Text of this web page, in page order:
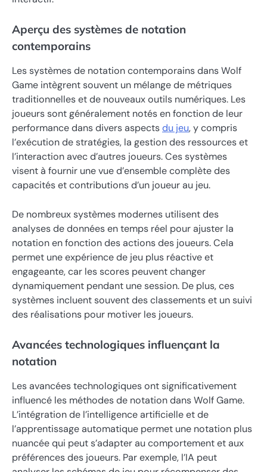
Aperçu des systèmes de notation
contemporains
Les systèmes de notation contemporains dans Wolf
Game intègrent souvent un mélange de métriques
traditionnelles et de nouveaux outils numériques. Les
joueurs sont généralement notés en fonction de leur
performance dans divers aspectsdu jeu, y compris
l’exécution de stratégies, la gestion des ressources et
l’interaction avec d’autres joueurs. Ces systèmes
visent à fournir une vue d’ensemble complète des
capacités et contributions d’un joueur au jeu.
De nombreux systèmes modernes utilisent des
analyses de données en temps réel pour ajuster la
notation en fonction des actions des joueurs. Cela
permet une expérience de jeu plus réactive et
engageante, car les scores peuvent changer
dynamiquement pendant une session. De plus, ces
systèmes incluent souvent des classements et un suivi
des réalisations pour motiver les joueurs.
Avancées technologiques influençant la
notation
Les avancées technologiques ont significativement
influencé les méthodes de notation dans Wolf Game.
L’intégration de l’intelligence artificielle et de
l’apprentissage automatique permet une notation plus
nuancée qui peut s’adapter au comportement et aux
préférences des joueurs. Par exemple, l’IA peut